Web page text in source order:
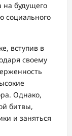
на будущего
социального
вступив в
своему
Однако,
битвы,
и заняться